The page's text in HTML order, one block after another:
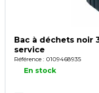
Bac à déchets noir
service
Référence : 0109468935
En stock